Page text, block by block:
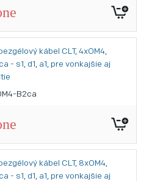
kábel CLT, 4xOM4,
- s1, d1, a1, pre vonkajšie aj
B2ca
kábel CLT, 8xOM4,
- s1, d1, a1, pre vonkajšie aj